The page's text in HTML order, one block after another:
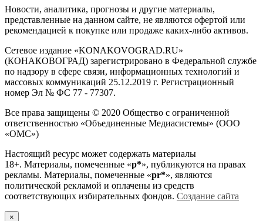
Новости, аналитика, прогнозы и другие материалы,
представленные на данном сайте, не являются офертой или
рекомендацией к покупке или продаже каких-либо активов.
Сетевое издание «KONAKOVOGRAD.RU»
(КОНАКОВОГРАД) зарегистрировано в Федеральной службе
по надзору в сфере связи, информационных технологий и
массовых коммуникаций 25.12.2019 г. Регистрационный
номер Эл № ФС 77 - 77307.
Все права защищены © 2020 Общество с ограниченной
ответственностью «Объединенные Медиасистемы» (ООО
«ОМС»)
Настоящий ресурс может содержать материалы
18+. Материалы, помеченные «р*», публикуются на правах
рекламы. Материалы, помеченные «рr*», являются
политической рекламой и оплачены из средств
соответствующих избирательных фондов. Создание сайта
×